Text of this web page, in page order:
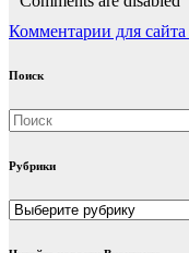
Комментарии для сайта
Поиск
Рубрики
Рубрики